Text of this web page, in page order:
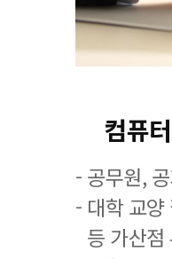
컴퓨
- 공무원,
- 대학 교
등 가산점